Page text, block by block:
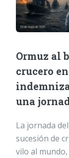
Ormuz al
crucero
una
La jornada
sucesión de
vilo al